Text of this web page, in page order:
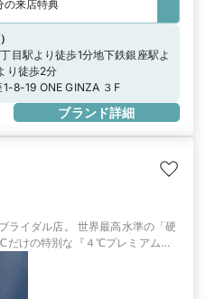
来店特典
）
目駅より徒歩1分地下鉄銀座駅よ
り徒歩2分
1-8-19 ONE GINZA ３F
ブランド詳細
イダル店。 世界最高水準の「硬
だけの特別な『４℃プレミアムプ
ダイヤモンドからふたりだけのブ